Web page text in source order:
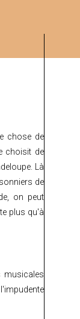
chose de
choisit de
Là
de
on peut
plus qu'à
musicales